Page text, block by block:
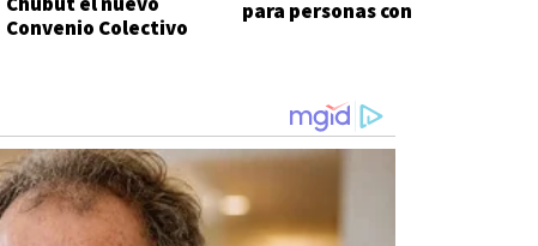
Convenio Colectivo
para personas con